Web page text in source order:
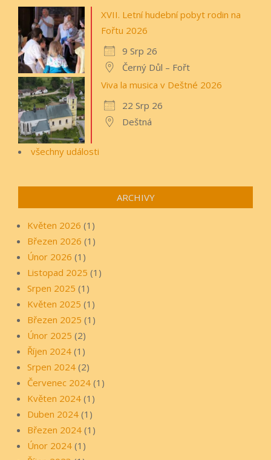
XVII. Letní hudební pobyt rodin na
Fořtu 2026
9 Srp 26
Černý Důl – Fořt
Viva la musica v Deštné 2026
22 Srp 26
Deštná
všechny události
ARCHIVY
Květen 2026 (1)
Březen 2026 (1)
Únor 2026 (1)
Listopad 2025 (1)
Srpen 2025 (1)
Květen 2025 (1)
Březen 2025 (1)
Únor 2025 (2)
Říjen 2024 (1)
Srpen 2024 (2)
Červenec 2024 (1)
Květen 2024 (1)
Duben 2024 (1)
Březen 2024 (1)
Únor 2024 (1)